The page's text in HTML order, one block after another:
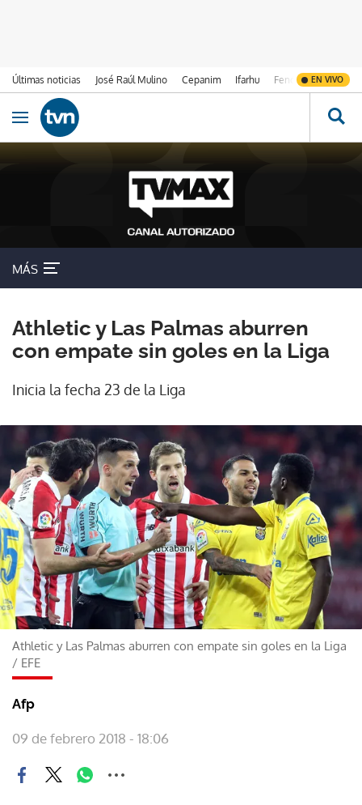
Últimas noticias José Raúl Mulino Cepanim Ifarhu Fenómeno de El
EN VIVO
Ir al contenido
Obrir navegació
MÁS
Athletic y Las Palmas aburren
con empate sin goles en la Liga
Inicia la fecha 23 de la Liga
Athletic y Las Palmas aburren con empate sin goles en la Liga
/ EFE
Afp
09 de febrero 2018 - 18:06